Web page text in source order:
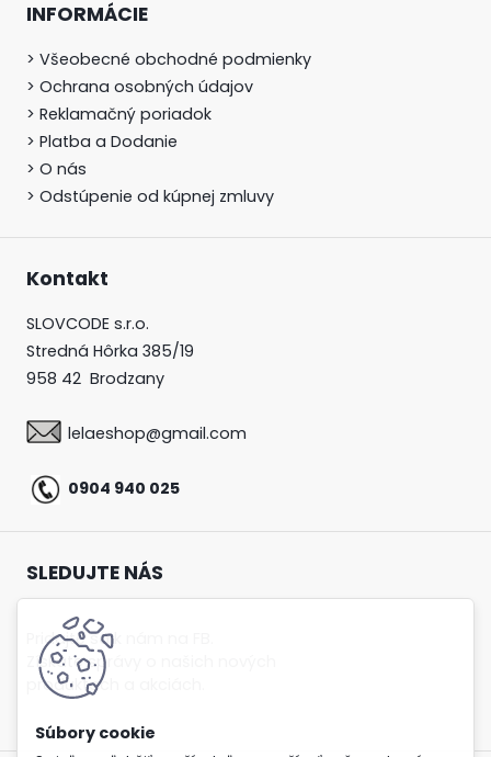
INFORMÁCIE
> Všeobecné obchodné podmienky
> Ochrana osobných údajov
> Reklamačný poriadok
> Platba a Dodanie
> O nás
> Odstúpenie od kúpnej zmluvy
Kontakt
SLOVCODE s.r.o.
Stredná Hôrka 385/19
958 42 Brodzany
lelaeshop@gmail.com
0904 940 025
SLEDUJTE NÁS
Pridajte sa k nám na FB.
Získate správy o našich nových
produktoch a akciách.